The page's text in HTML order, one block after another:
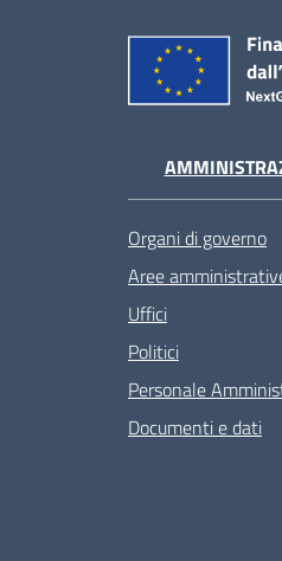
Organi di governo
Aree
Uffici
Politici
Personale
Documenti e dati